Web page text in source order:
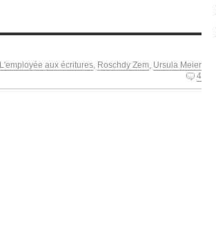
L'employée aux écritures Roschdy Zem Ursula Meier
4